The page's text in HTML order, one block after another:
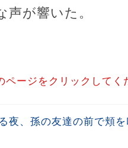
が響いた。
ページをクリックしてく
夜、孫の友達の前で頬